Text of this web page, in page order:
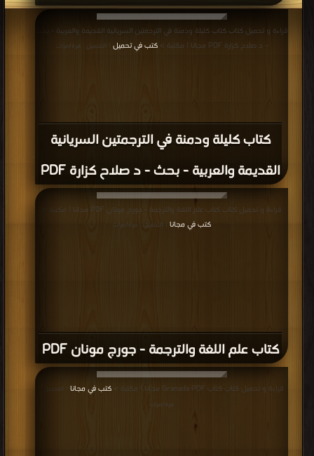
كتاب كليلة ودمنة في الترجمتين السريانية
القديمة والعربية - بحث - د صلاح كزارة PDF
قراءة و تحميل كتاب كتاب كليلة ودمنة في الترجمتين السريانية القديمة والعربية - بحث
- د صلاح كزارة PDF مجانا | مكتبة >
كتب في تحميل | التحميل : مرة/مرات
كتاب علم اللغة والترجمة - جورج مونان PDF
قراءة و تحميل كتاب كتاب علم اللغة والترجمة - جورج مونان PDF مجانا | مكتبة >
كتب في مجانا | التحميل : مرة/مرات
قراءة و تحميل كتاب كتاب Granada PDF مجانا | مكتبة > كتب في مجانا | التحميل :
مرة/مرات